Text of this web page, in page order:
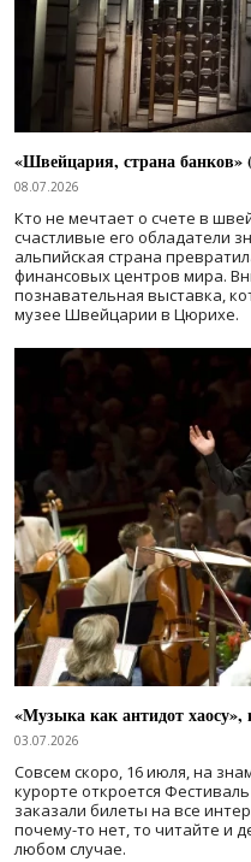
«Швейцария, страна банков»
08.07.2026
Кто не мечтает о счете в
счастливые его обладатели
альпийская страна
финансовых центров мира.
познавательная выставка,
музее Швейцарии в Цюрихе.
«Музыка как антидот
03.07.2026
Совсем скоро, 16 июля, на
курорте откроется
заказали билеты на все
почему-то нет, то читайте и
любом случае.